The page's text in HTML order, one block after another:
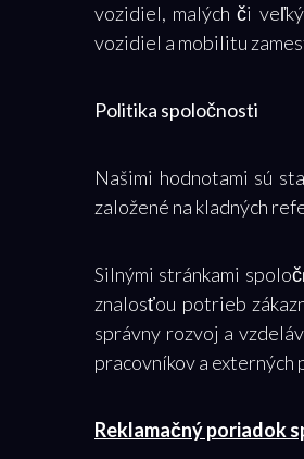
vozidiel, malých či
vozidiel a mobilitu
Politika spoločnosti
Našimi hodnotami sú
založené na kladných
Silnými stránkami
znalosťou potrieb
správny rozvoj a
pracovníkov a
Reklamačný poriadok